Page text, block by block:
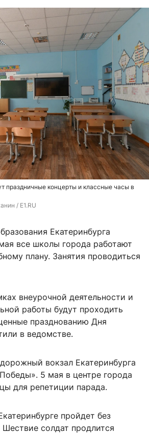
праздничные концерты и классные часы в
/ E1.RU
Екатеринбурга
все школы города работают
плану. Занятия проводиться
внеурочной деятельности и
работы будут проходить
празднованию Дня
в ведомстве.
вокзал Екатеринбурга
5 мая в центре города
для репетиции парада.
пройдет без
Шествие солдат продлится